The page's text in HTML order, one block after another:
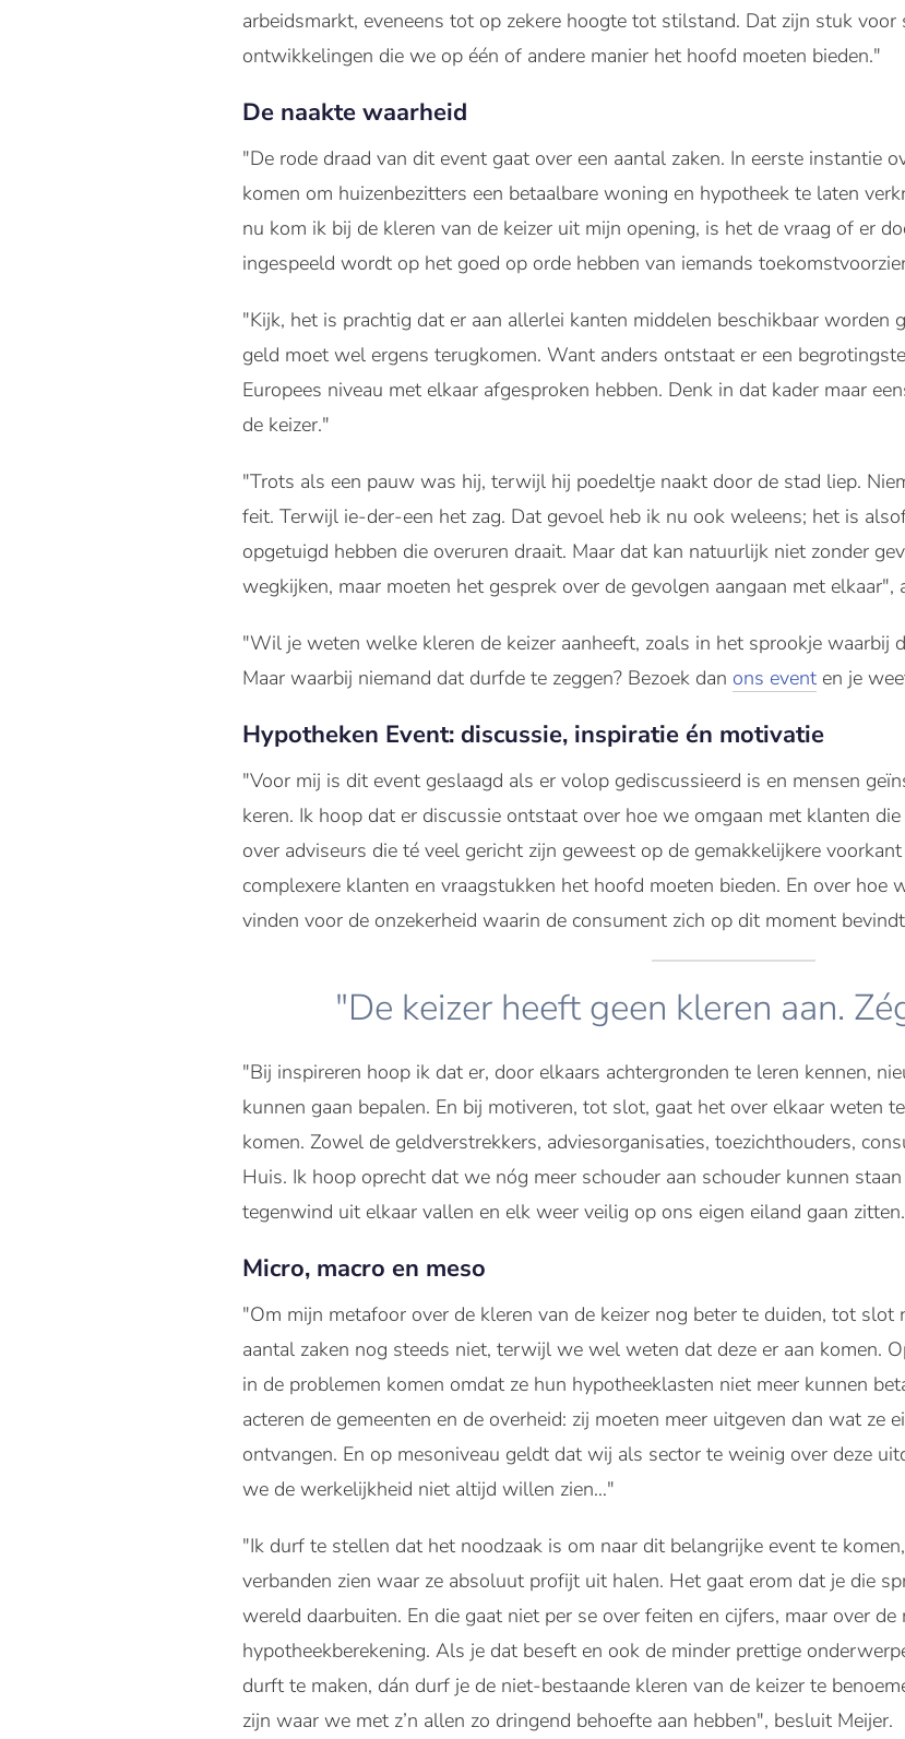
arbeidsmarkt, eveneens tot op zekere hoogte tot stilstand. Dat zijn stuk
ontwikkelingen die we op één of andere manier het hoofd moeten bieden."
De naakte waarheid
"De rode draad van dit event gaat over een aantal zaken. In eerste instantie
komen om huizenbezitters een betaalbare woning en hypotheek te laten
nu kom ik bij de kleren van de keizer uit mijn opening, is het de vraag of er
ingespeeld wordt op het goed op orde hebben van iemands
"Kijk, het is prachtig dat er aan allerlei kanten middelen beschikbaar worden
geld moet wel ergens terugkomen. Want anders ontstaat er een
Europees niveau met elkaar afgesproken hebben. Denk in dat kader maar
de keizer."
"Trots als een pauw was hij, terwijl hij poedeltje naakt door de stad liep.
feit. Terwijl ie-der-een het zag. Dat gevoel heb ik nu ook weleens; het is
opgetuigd hebben die overuren draait. Maar dat kan natuurlijk niet zonder
wegkijken, maar moeten het gesprek over de gevolgen aangaan met elkaar",
"Wil je weten welke kleren de keizer aanheeft, zoals in het sprookje waarbij
Maar waarbij niemand dat durfde te zeggen? Bezoek dan ons event en je
Hypotheken Event: discussie, inspiratie én motivatie
"Voor mij is dit event geslaagd als er volop gediscussieerd is en mensen
keren. Ik hoop dat er discussie ontstaat over hoe we omgaan met klanten
over adviseurs die té veel gericht zijn geweest op de gemakkelijkere
complexere klanten en vraagstukken het hoofd moeten bieden. En over
vinden voor de onzekerheid waarin de consument zich op dit moment
"De keizer heeft geen kleren aan.
"Bij inspireren hoop ik dat er, door elkaars achtergronden te leren kennen,
kunnen gaan bepalen. En bij motiveren, tot slot, gaat het over elkaar weten
komen. Zowel de geldverstrekkers, adviesorganisaties, toezichthouders,
Huis. Ik hoop oprecht dat we nóg meer schouder aan schouder kunnen
tegenwind uit elkaar vallen en elk weer veilig op ons eigen eiland gaan
Micro, macro en meso
"Om mijn metafoor over de kleren van de keizer nog beter te duiden, tot slot
aantal zaken nog steeds niet, terwijl we wel weten dat deze er aan komen.
in de problemen komen omdat ze hun hypotheeklasten niet meer kunnen
acteren de gemeenten en de overheid: zij moeten meer uitgeven dan wat ze
ontvangen. En op mesoniveau geldt dat wij als sector te weinig over deze
we de werkelijkheid niet altijd willen zien…"
"Ik durf te stellen dat het noodzaak is om naar dit belangrijke event te
verbanden zien waar ze absoluut profijt uit halen. Het gaat erom dat je die
wereld daarbuiten. En die gaat niet per se over feiten en cijfers, maar over de
hypotheekberekening. Als je dat beseft en ook de minder prettige
durft te maken, dán durf je de niet-bestaande kleren van de keizer te
zijn waar we met z’n allen zo dringend behoefte aan hebben", besluit Meijer.